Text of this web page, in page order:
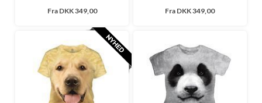
Fra DKK 349,00 Fra DKK 349,00